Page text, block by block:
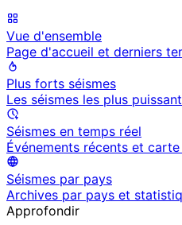
Vue d'ensemble
Page d'accueil et derniers
Plus forts séismes
Les séismes les plus
Séismes en temps réel
Événements récents et
Séismes par pays
Archives par pays et
Approfondir